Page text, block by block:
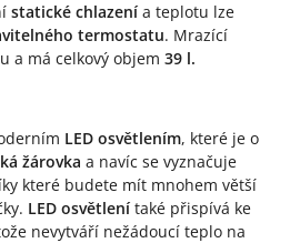
statické chlazení a teplotu lze
termostatu. Mrazící
a má celkový objem 39 l.
LED osvětlením, které je o
žárovka a navíc se vyznačuje
které budete mít mnohem větší
LED osvětlení také přispívá ke
nevytváří nežádoucí teplo na